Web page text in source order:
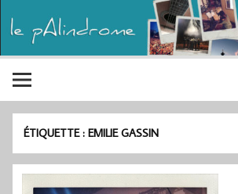
ÉTIQUETTE :EMILIE GASSIN